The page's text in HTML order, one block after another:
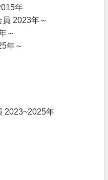
年
2023年～
～
年～
2023~2025年